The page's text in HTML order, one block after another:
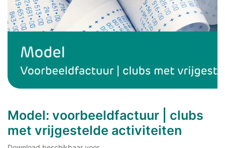
Model: voorbeeldfactuur | clubs
met vrijgestelde activiteiten